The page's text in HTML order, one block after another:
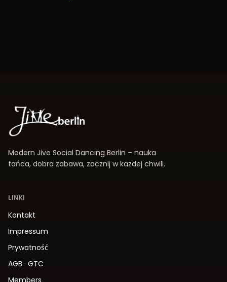
Modern Jive Social Dancing Berlin – nauka
tańca, dobra zabawa, zacznij w każdej chwili.
LINKI
Kontakt
Impressum
Prywatność
AGB · GTC
Members